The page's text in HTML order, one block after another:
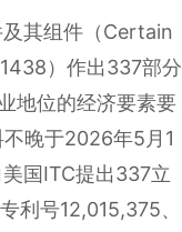
其组件（Certain
）作出337部分
地位的经济要素要
晚于2026年5月1
国ITC提出337立
利号12,015,375、